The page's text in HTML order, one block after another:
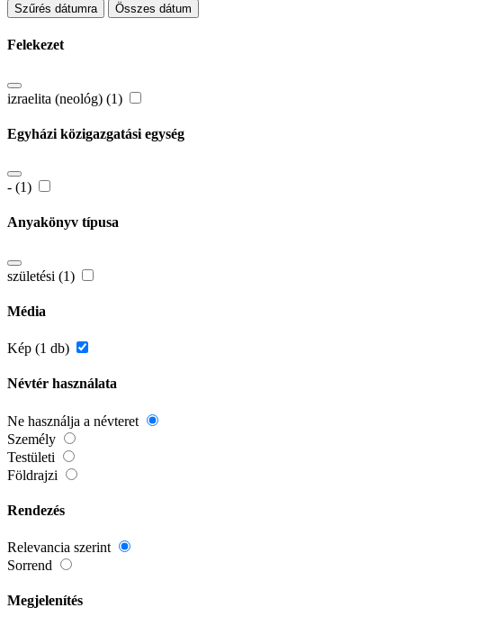
Szűrés dátumra Összes dátum
Felekezet
izraelita (neológ) (1)
Egyházi közigazgatási egység
- (1)
Anyakönyv típusa
születési (1)
Média
Kép (1 db)
Névtér használata
Ne használja a névteret
Személy
Testületi
Földrajzi
Rendezés
Relevancia szerint
Sorrend
Megjelenítés